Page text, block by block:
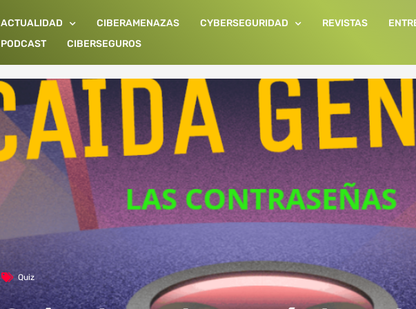
ACTUALIDAD CIBERAMENAZAS CYBERSEGURIDAD REVISTAS
PODCAST
CIBERSEGUROS
Quiz